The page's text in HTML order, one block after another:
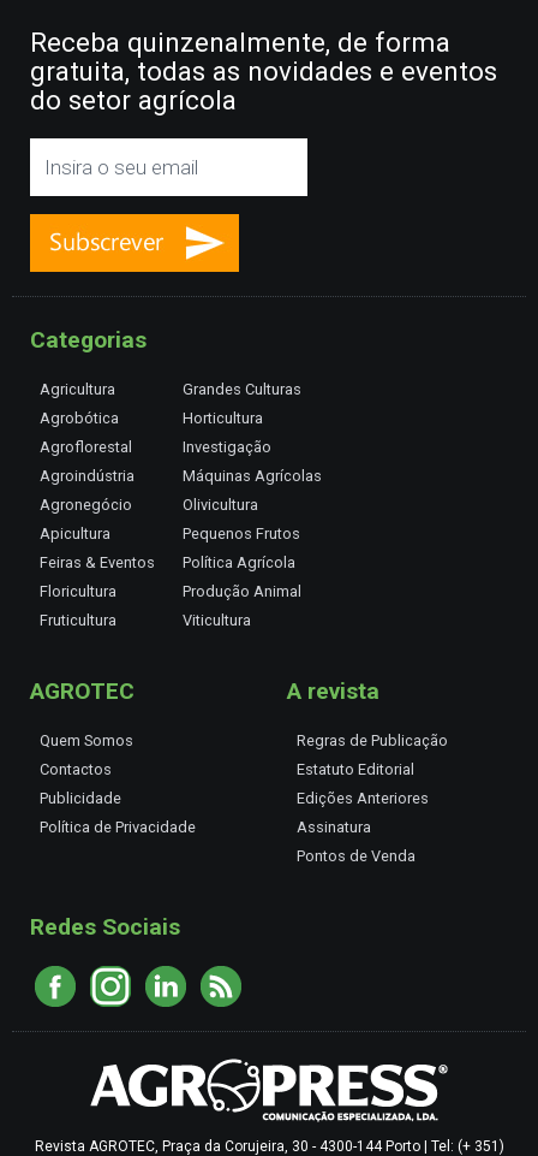
Receba quinzenalmente, de forma
gratuita, todas as novidades e eventos
do setor agrícola
Categorias
Agricultura
Agrobótica
Agroflorestal
Agroindústria
Agronegócio
Apicultura
Feiras & Eventos
Floricultura
Fruticultura
Grandes Culturas
Horticultura
Investigação
Máquinas Agrícolas
Olivicultura
Pequenos Frutos
Política Agrícola
Produção Animal
Viticultura
AGROTEC
Quem Somos
Contactos
Publicidade
Política de Privacidade
A revista
Regras de Publicação
Estatuto Editorial
Edições Anteriores
Assinatura
Pontos de Venda
Redes Sociais
Revista AGROTEC, Praça da Corujeira, 30 - 4300-144 Porto | Tel: (+ 351)